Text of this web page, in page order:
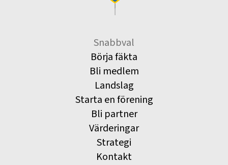
Snabbval
Börja fäkta
Bli medlem
Landslag
Starta en förening
Bli partner
Värderingar
Strategi
Kontakt